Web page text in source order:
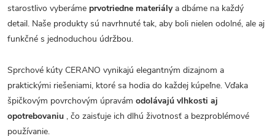
starostlivo vyberáme prvotriedne materiálya dbáme na každý
detail. Naše produkty sú navrhnuté tak, aby boli nielen odolné, ale aj
funkčné s jednoduchou údržbou.
Sprchové kúty CERANO vynikajú elegantným dizajnom a
praktickými riešeniami, ktoré sa hodia do každej kúpeľne. Vďaka
špičkovým povrchovým úpravám odolávajú vlhkosti aj
opotrebovaniu , čo zaisťuje ich dlhú životnosť a bezproblémové
používanie.